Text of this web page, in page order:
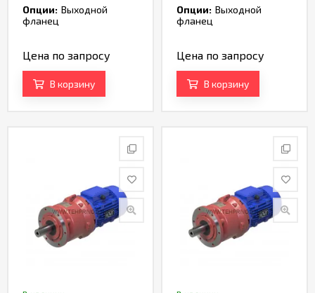
Опции: Выходной
фланец
Цена по запросу
В корзину
Опции: Выходной
фланец
Цена по запросу
В корзину